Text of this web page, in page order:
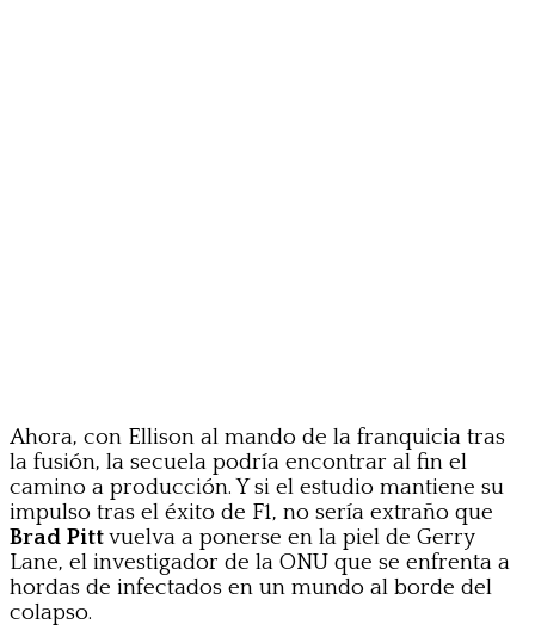
Ahora, con Ellison al mando de la franquicia tras
la fusión, la secuela podría encontrar al fin el
camino a producción. Y si el estudio mantiene su
impulso tras el éxito de F1, no sería extraño que
Brad Pittvuelva a ponerse en la piel de Gerry
Lane, el investigador de la ONU que se enfrenta a
hordas de infectados en un mundo al borde del
colapso.